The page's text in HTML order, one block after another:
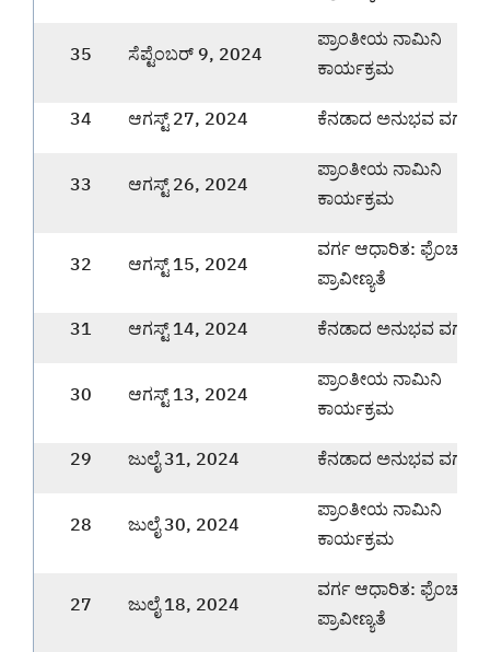
35 ಸೆಪ್ಟೆಂಬರ್ 9, 2024
ಪ್ರಾಂತೀಯ ನಾಮಿನಿ
ಕಾರ್ಯಕ್ರಮ
34 ಆಗಸ್ಟ್ 27, 2024 ಕೆನಡಾದ ಅನುಭವ ವರ್ಗ
33 ಆಗಸ್ಟ್ 26, 2024
ಪ್ರಾಂತೀಯ ನಾಮಿನಿ
ಕಾರ್ಯಕ್ರಮ
32 ಆಗಸ್ಟ್ 15, 2024
ವರ್ಗ ಆಧಾರಿತ: ಫ್ರೆಂಚ್
ಪ್ರಾವೀಣ್ಯತೆ
31 ಆಗಸ್ಟ್ 14, 2024 ಕೆನಡಾದ ಅನುಭವ ವರ್ಗ
30 ಆಗಸ್ಟ್ 13, 2024
ಪ್ರಾಂತೀಯ ನಾಮಿನಿ
ಕಾರ್ಯಕ್ರಮ
29 ಜುಲೈ 31, 2024 ಕೆನಡಾದ ಅನುಭವ ವರ್ಗ
28 ಜುಲೈ 30, 2024
ಪ್ರಾಂತೀಯ ನಾಮಿನಿ
ಕಾರ್ಯಕ್ರಮ
27 ಜುಲೈ 18, 2024
ವರ್ಗ ಆಧಾರಿತ: ಫ್ರೆಂಚ್
ಪ್ರಾವೀಣ್ಯತೆ